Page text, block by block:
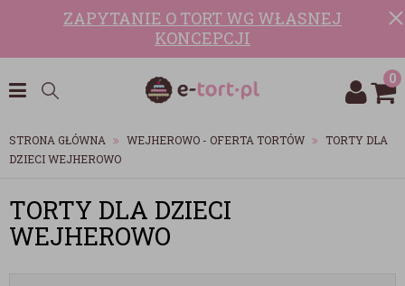
ZAPYTANIE O TORT WG WŁASNEJ
KONCEPCJI
0
STRONA GŁÓWNA WEJHEROWO - OFERTA TORTÓW
TORTY DLA
DZIECI WEJHEROWO
TORTY DLA DZIECI
WEJHEROWO